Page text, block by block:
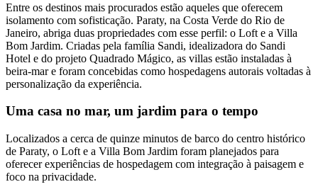
Entre os destinos mais procurados estão aqueles que oferecem
isolamento com sofisticação. Paraty, na Costa Verde do Rio de
Janeiro, abriga duas propriedades com esse perfil: o Loft e a Villa
Bom Jardim. Criadas pela família Sandi, idealizadora do Sandi
Hotel e do projeto Quadrado Mágico, as villas estão instaladas à
beira-mar e foram concebidas como hospedagens autorais voltadas à
personalização da experiência.
Uma casa no mar, um jardim para o tempo
Localizados a cerca de quinze minutos de barco do centro histórico
de Paraty, o Loft e a Villa Bom Jardim foram planejados para
oferecer experiências de hospedagem com integração à paisagem e
foco na privacidade.